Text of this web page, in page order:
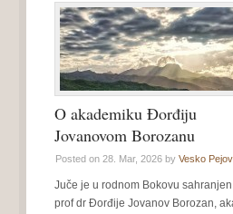
O akademiku Đorđiju
Jovanovom Borozanu
Posted on 28. Mar, 2026 by Vesko
Juče je u rodnom Bokovu
prof dr Đorđije Jovanov Borozan,